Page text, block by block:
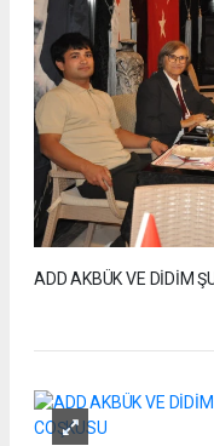
ADD AKBÜK VE DİDİM